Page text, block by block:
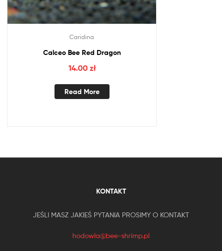
Caridina
Calceo Bee Red Dragon
14.00 zł
Read More
KONTAKT
JEŚLI MASZ JAKIEŚ PYTANIA PROSIMY O KONTAKT
hodowla@bee-shrimp.pl